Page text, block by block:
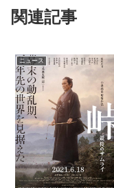
関連記事
ニュース